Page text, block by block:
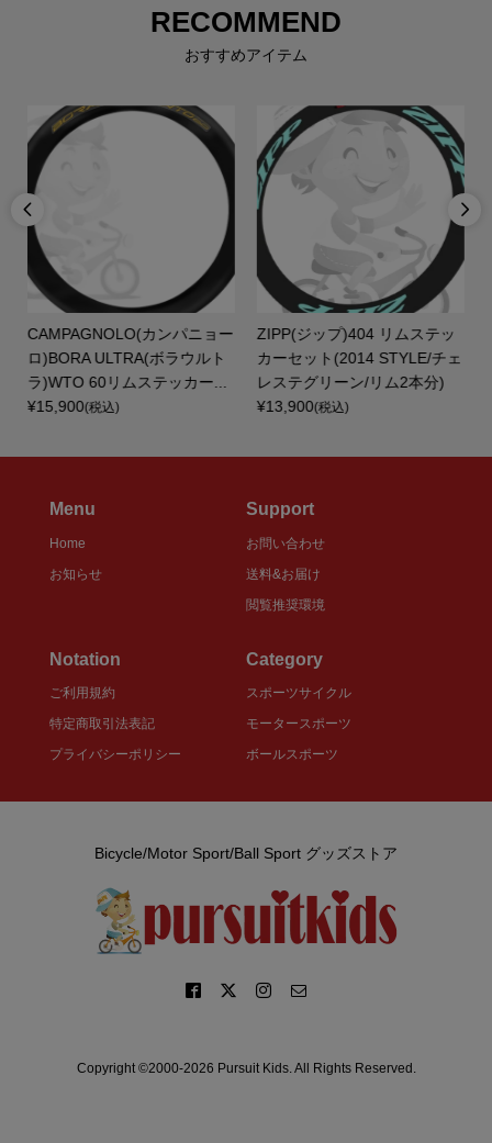
RECOMMEND
おすすめアイテム

CAMPAGNOLO(カンパニョー
ロ)BORA ULTRA(ボラウルト
ラ)WTO 60リムステッカー...
¥15,900(税込)
ZIPP(ジップ)404 リムステッ
カーセット(2014 STYLE/チェ
レステグリーン/リム2本分)
¥13,900(税込)

Menu
Home
お知らせ
Support
お問い合わせ
送料&お届け
閲覧推奨環境
Notation
ご利用規約
特定商取引法表記
プライバシーポリシー
Category
スポーツサイクル
モータースポーツ
ボールスポーツ
Bicycle/Motor Sport/Ball Sport グッズストア
Copyright ©2000-2026 Pursuit Kids. All Rights Reserved.